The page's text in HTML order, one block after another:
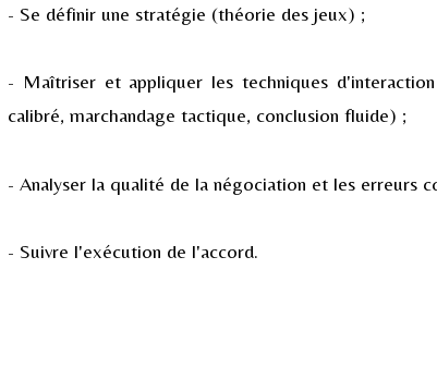
- Se définir une stratégie (théorie des jeux) ;
- Maîtriser et appliquer les techniques
calibré, marchandage tactique, conclusion fluide) ;
- Analyser la qualité de la négociation et les erreurs
- Suivre l'exécution de l'accord.